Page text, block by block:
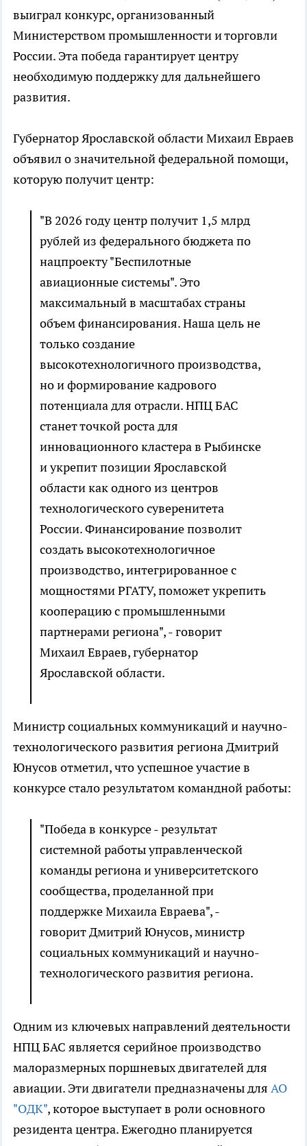
выиграл конкурс, организованный
Министерством промышленности и торговли
России. Эта победа гарантирует центру
необходимую поддержку для дальнейшего
развития.
Губернатор Ярославской области Михаил Евраев
объявил о значительной федеральной помощи,
которую получит центр:
"В 2026 году центр получит 1,5 млрд
рублей из федерального бюджета по
нацпроекту "Беспилотные
авиационные системы". Это
максимальный в масштабах страны
объем финансирования. Наша цель не
только создание
высокотехнологичного производства,
но и формирование кадрового
потенциала для отрасли. НПЦ БАС
станет точкой роста для
инновационного кластера в Рыбинске
и укрепит позиции Ярославской
области как одного из центров
технологического суверенитета
России. Финансирование позволит
создать высокотехнологичное
производство, интегрированное с
мощностями РГАТУ, поможет укрепить
кооперацию с промышленными
партнерами региона", - говорит
Михаил Евраев, губернатор
Ярославской области.
Министр социальных коммуникаций и научно-
технологического развития региона Дмитрий
Юнусов отметил, что успешное участие в
конкурсе стало результатом командной работы:
"Победа в конкурсе - результат
системной работы управленческой
команды региона и университетского
сообщества, проделанной при
поддержке Михаила Евраева", -
говорит Дмитрий Юнусов, министр
социальных коммуникаций и научно-
технологического развития региона.
Одним из ключевых направлений деятельности
НПЦ БАС является серийное производство
малоразмерных поршневых двигателей для
авиации. Эти двигатели предназначены для АО
"ОДК", которое выступает в роли основного
резидента центра. Ежегодно планируется